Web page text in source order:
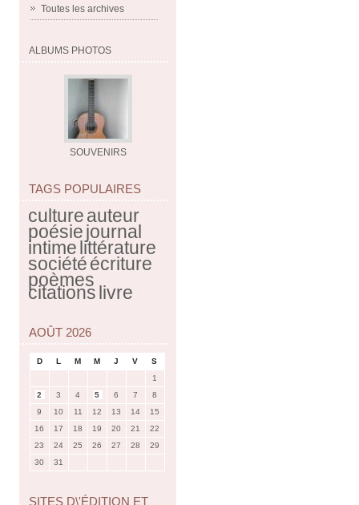
Toutes les archives
ALBUMS PHOTOS
SOUVENIRS
TAGS POPULAIRES
cultureauteur
poésiejournal
intimelittérature
sociétéécriture
poèmes
citationslivre
AOÛT 2026
D L M M J V
S
1
2
3 4 5 6 7
8
9
10 11 12 13 14
15
16
17 18 19 20 21
22
23
24 25 26 27 28
29
30
31
SITES D\'ÉDITION ET